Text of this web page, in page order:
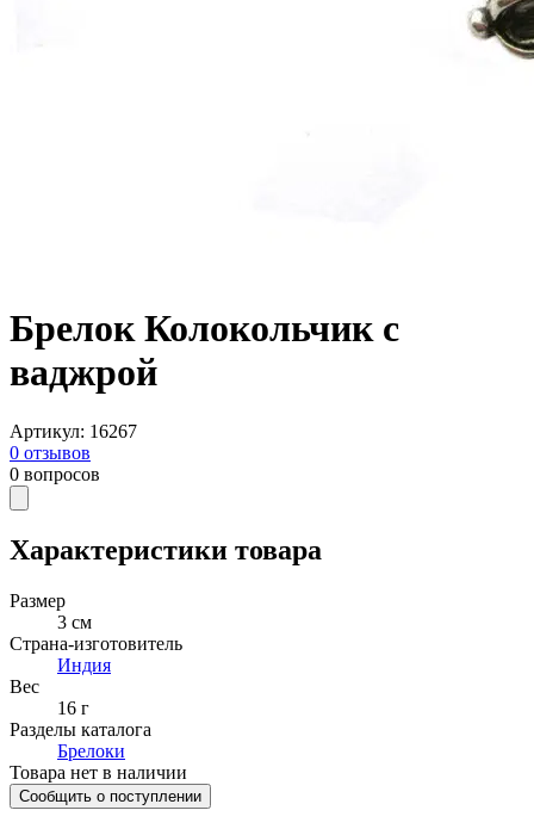
Брелок Колокольчик с
ваджрой
Артикул: 16267
0 отзывов
0 вопросов
Характеристики товара
Размер
3 см
Страна-изготовитель
Индия
Вес
16 г
Разделы каталога
Брелоки
Товара нет в наличии
Сообщить о поступлении